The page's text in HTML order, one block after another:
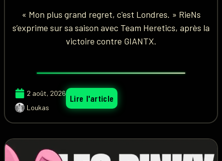
« Mon plus grand regret, c'est Londres. » RieNs
s’exprime sur sa saison avec Team Heretics, après la
victoire contre GIANTX.
2 août, 2026
Loukas
Lire l'article